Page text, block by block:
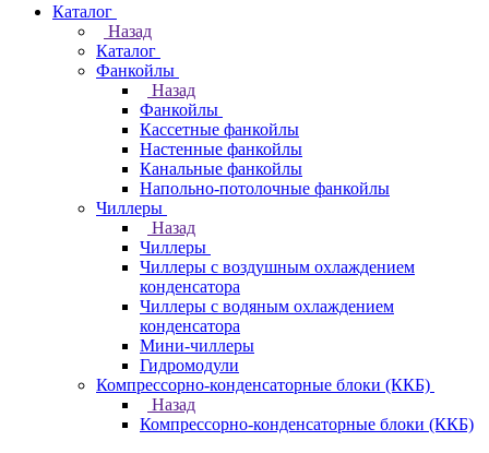
Каталог
Назад
Каталог
Фанкойлы
Назад
Фанкойлы
Кассетные фанкойлы
Настенные фанкойлы
Канальные фанкойлы
Напольно-потолочные фанкойлы
Чиллеры
Назад
Чиллеры
Чиллеры с воздушным охлаждением
конденсатора
Чиллеры с водяным охлаждением
конденсатора
Мини-чиллеры
Гидромодули
Компрессорно-конденсаторные блоки (ККБ)
Назад
Компрессорно-конденсаторные блоки (ККБ)